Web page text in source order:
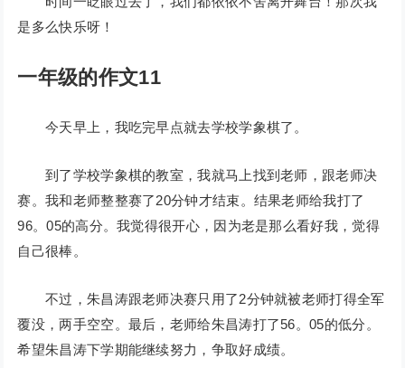
是多么快乐呀！
一年级的作文11
今天早上，我吃完早点就去学校学象棋了。
到了学校学象棋的教室，我就马上找到老师，跟老师决
赛。我和老师整整赛了20分钟才结束。结果老师给我打了
96。05的高分。我觉得很开心，因为老是那么看好我，觉得
自己很棒。
不过，朱昌涛跟老师决赛只用了2分钟就被老师打得全军
覆没，两手空空。最后，老师给朱昌涛打了56。05的低分。
希望朱昌涛下学期能继续努力，争取好成绩。